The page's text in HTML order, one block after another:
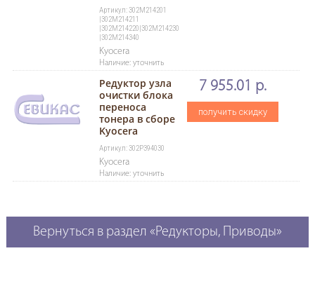
Артикул: 302M214201
|302M214211
|302M214220|302M214230
|302M214340
Kyocera
Наличие: уточнить
Редуктор узла
очистки блока
переноса
тонера в сборе
Kyocera
Артикул: 302P394030
Kyocera
Наличие: уточнить
7 955.01 р.
получить скидку
Вернуться в раздел «Редукторы, Приводы»